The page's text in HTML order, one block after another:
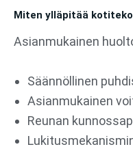
Miten ylläpitää
Asianmukainen
Säännöllinen
Asianmukainen
Reunan